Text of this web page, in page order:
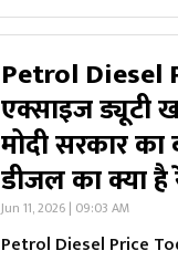
Petrol Diesel
एक्साइज ड्यूटी
मोदी सरकार
डीजल का क्या है
Jun 11, 2026 | 09:03 AM
Petrol Diesel Price